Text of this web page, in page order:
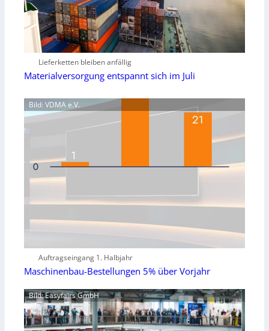
Lieferketten bleiben anfällig
Materialversorgung entspannt sich im Juli
Bild: VDMA e.V.
Auftragseingang 1. Halbjahr
Maschinenbau-Bestellungen 5% über Vorjahr
Bild: Easyfairs GmbH